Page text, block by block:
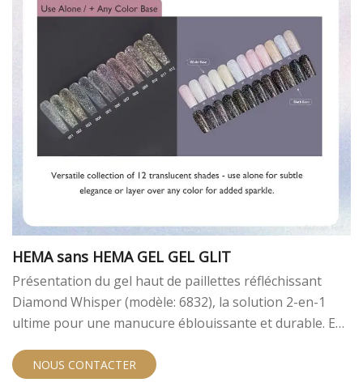
HEMA sans HEMA GEL GEL GLIT
Présentation du gel haut de paillettes réfléchissant
Diamond Whisper (modèle: 6832), la solution 2-en-1
ultime pour une manucure éblouissante et durable. En
conçu cette formule sans Hema et sans TPO pour
NOUS CONTACTER